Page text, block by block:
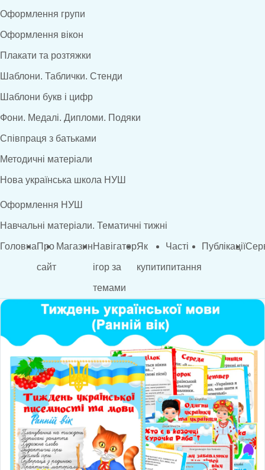
Оформлення групи
Оформлення вікон
Плакати та розтяжки
Шаблони. Таблички. Стенди
Шаблони букв і цифр
Фони. Медалі. Дипломи. Подяки
Співпраця з батьками
Методичні матеріали
Нова українська школа НУШ
Оформлення НУШ
Навчальні матеріали. Тематичні тижні
ГоловнаПро
сайт
МагазинНавігатор
ігор за
темами
Як
купити
Часті
питання
Публікації